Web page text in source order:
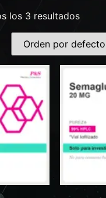
los 3 resultados